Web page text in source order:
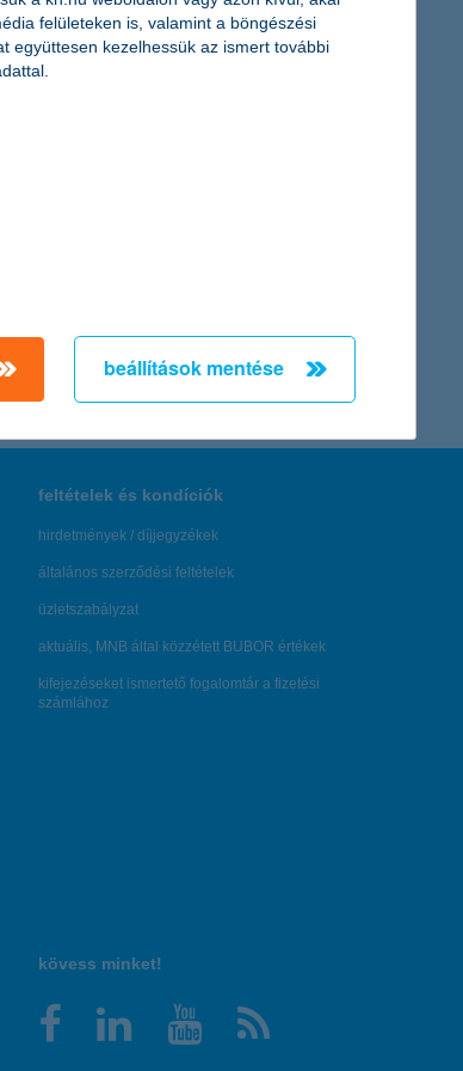
díja akár 25-35 százalékkal csökkenhet.
feltételek és kondíciók
hirdetmények / díjjegyzékek
általános szerződési feltételek
üzletszabályzat
aktuális, MNB által közzétett BUBOR értékek
kifejezéseket ismertető fogalomtár a fizetési
számlához
kövess minket!
felületeken is, valamint a böngészési
együttesen kezelhessük az ismert további
beállítások mentése